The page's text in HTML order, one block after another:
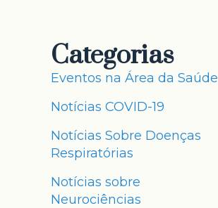
Categorias
Eventos na Área da Saúde
Notícias COVID-19
Notícias Sobre Doenças
Respiratórias
Notícias sobre
Neurociências